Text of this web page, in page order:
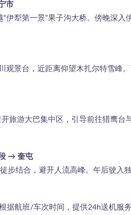
市
伊犁第一景”果子沟大桥。傍晚深
观景台，近距离仰望木扎尔特雪峰
旅游大巴集中区，引导前往猎鹰
→ 奎屯
步结合，避开人流高峰。午后驶入
据航班/车次时间，提供24h送机服